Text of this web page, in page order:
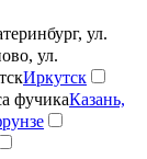
ул.
ул.
Иркутск
фучикаКазань,